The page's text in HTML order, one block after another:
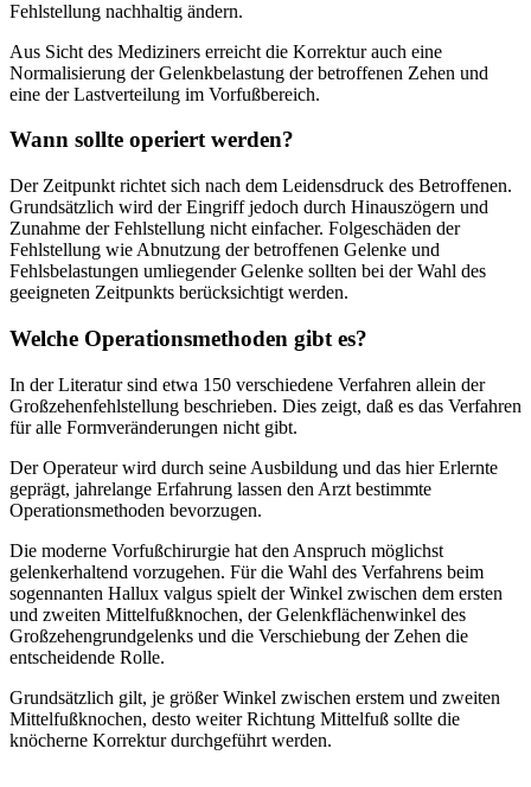
Fehlstellung nachhaltig ändern.
Aus Sicht des Mediziners erreicht die Korrektur auch eine
Normalisierung der Gelenkbelastung der betroffenen Zehen und
eine der Lastverteilung im Vorfußbereich.
Wann sollte operiert werden?
Der Zeitpunkt richtet sich nach dem Leidensdruck des Betroffenen.
Grundsätzlich wird der Eingriff jedoch durch Hinauszögern und
Zunahme der Fehlstellung nicht einfacher. Folgeschäden der
Fehlstellung wie Abnutzung der betroffenen Gelenke und
Fehlsbelastungen umliegender Gelenke sollten bei der Wahl des
geeigneten Zeitpunkts berücksichtigt werden.
Welche Operationsmethoden gibt es?
In der Literatur sind etwa 150 verschiedene Verfahren allein der
Großzehenfehlstellung beschrieben. Dies zeigt, daß es das Verfahren
für alle Formveränderungen nicht gibt.
Der Operateur wird durch seine Ausbildung und das hier Erlernte
geprägt, jahrelange Erfahrung lassen den Arzt bestimmte
Operationsmethoden bevorzugen.
Die moderne Vorfußchirurgie hat den Anspruch möglichst
gelenkerhaltend vorzugehen. Für die Wahl des Verfahrens beim
sogennanten Hallux valgus spielt der Winkel zwischen dem ersten
und zweiten Mittelfußknochen, der Gelenkflächenwinkel des
Großzehengrundgelenks und die Verschiebung der Zehen die
entscheidende Rolle.
Grundsätzlich gilt, je größer Winkel zwischen erstem und zweiten
Mittelfußknochen, desto weiter Richtung Mittelfuß sollte die
knöcherne Korrektur durchgeführt werden.